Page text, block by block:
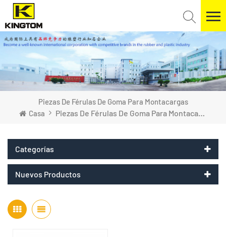
Piezas De Férulas De Goma Para Montacargas
Casa
Categorías
Nuevos Productos